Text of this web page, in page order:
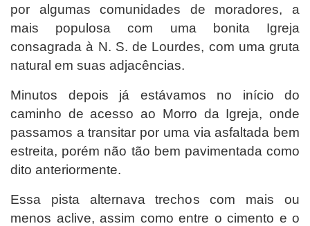
por algumas comunidades de moradores, a
mais populosa com uma bonita Igreja
consagrada à N. S. de Lourdes, com uma gruta
natural em suas adjacências.
Minutos depois já estávamos no início do
caminho de acesso ao Morro da Igreja, onde
passamos a transitar por uma via asfaltada bem
estreita, porém não tão bem pavimentada como
dito anteriormente.
Essa pista alternava trechos com mais ou
menos aclive, assim como entre o cimento e o